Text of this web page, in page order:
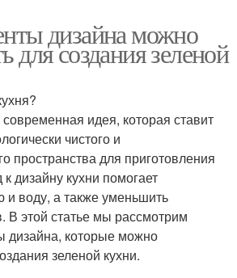
дизайна можно
для создания зеленой
идея, которая ставит
чистого и
пространства для приготовления
дизайну кухни помогает
и воду, а также уменьшить
В этой статье мы рассмотрим
дизайна, которые можно
зеленой кухни.